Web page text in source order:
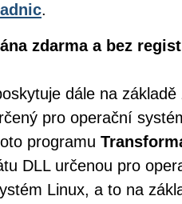
.
zdarma a bez
dále na
pro operační
programu
DLL určenou pro
Linux, a to na